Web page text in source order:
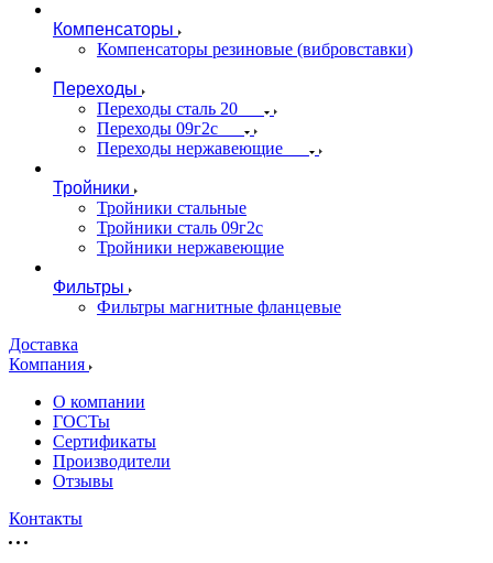
Компенсаторы
Компенсаторы резиновые (вибровставки)
Переходы
Переходы сталь 20
Переходы 09г2с
Переходы нержавеющие
Тройники
Тройники стальные
Тройники сталь 09г2с
Тройники нержавеющие
Фильтры
Фильтры магнитные фланцевые
Доставка
Компания
О компании
ГОСТы
Сертификаты
Производители
Отзывы
Контакты